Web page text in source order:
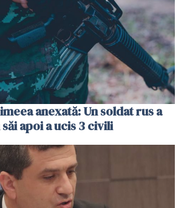
anexată: Un soldat rus a
apoi a ucis 3 civili